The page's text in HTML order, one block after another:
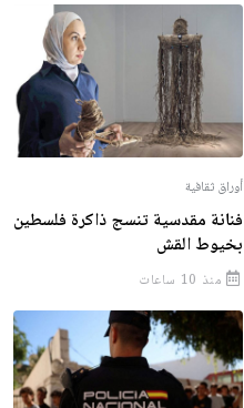
أوراق ثقافية
فنانة مقدسية تنسج ذاكرة فلسطين
بخيوط القش
منذ 10 ساعات